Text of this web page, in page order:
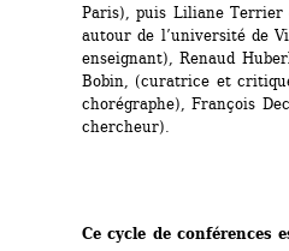
Paris), puis Liliane Terrier
autour de l’université de
enseignant), Renaud
Bobin, (curatrice et
chorégraphe), François
chercheur).
Ce cycle de conférences